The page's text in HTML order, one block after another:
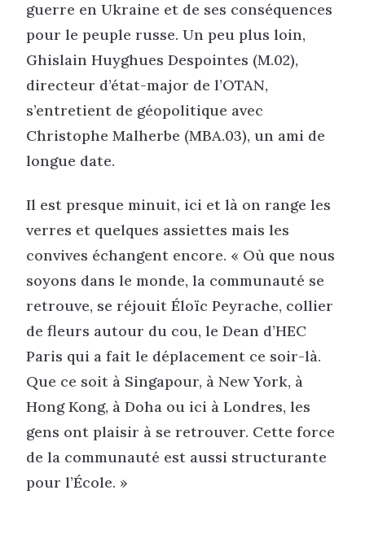
guerre en Ukraine et de ses conséquences
pour le peuple russe. Un peu plus loin,
Ghislain Huyghues Despointes (M.02),
directeur d’état-major de l’OTAN,
s’entretient de géopolitique avec
Christophe Malherbe (MBA.03), un ami de
longue date.
Il est presque minuit, ici et là on range les
verres et quelques assiettes mais les
convives échangent encore. « Où que nous
soyons dans le monde, la communauté se
retrouve, se réjouit Éloïc Peyrache, collier
de fleurs autour du cou, le Dean d’HEC
Paris qui a fait le déplacement ce soir-là.
Que ce soit à Singapour, à New York, à
Hong Kong, à Doha ou ici à Londres, les
gens ont plaisir à se retrouver. Cette force
de la communauté est aussi structurante
pour l’École. »